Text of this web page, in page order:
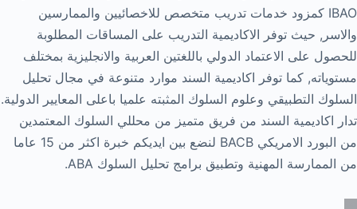
IBAO كمزود خدمات تدريب متخصص للاخصائيين والممارسين
والاسر, حيث توفر الاكاديمية التدريب على المساقات المطلوبة
للحصول على الاعتماد الدولي باللغتين العربية والانجليزية بمختلف
مستوياته, كما توفر اكاديمية السند موارد متنوعة في مجال تحليل
السلوك التطبيقي وعلوم السلوك المثبته علميا باعلى المعايير الدولية.
تدار اكاديمية السند من فريق متميز من محللي السلوك المعتمدين
من البورد الامريكي BACB لنضع بين ايديكم خبرة اكثر من 15 عاما
من الممارسة المهنية وتطبيق برامج تحليل السلوك ABA.